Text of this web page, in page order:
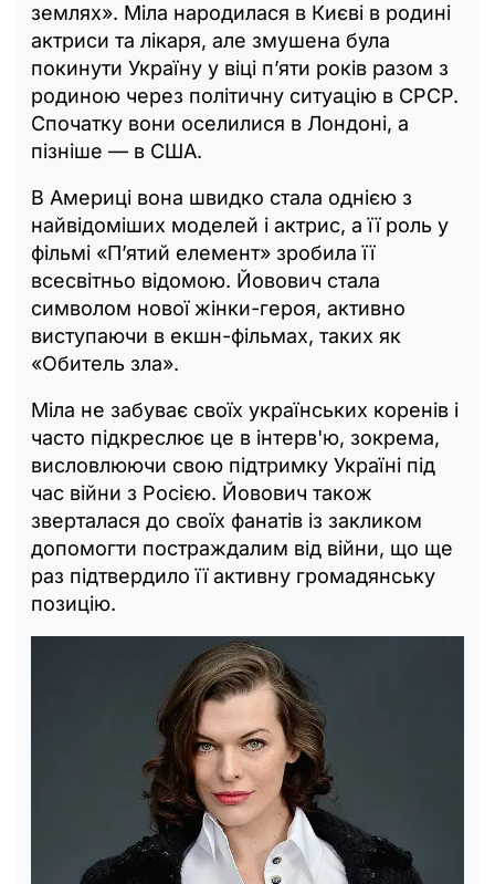
землях». Міла народилася в Києві в родині
актриси та лікаря, але змушена була
покинути Україну у віці п’яти років разом з
родиною через політичну ситуацію в СРСР.
Спочатку вони оселилися в Лондоні, а
пізніше — в США.
В Америці вона швидко стала однією з
найвідоміших моделей і актрис, а її роль у
фільмі «П’ятий елемент» зробила її
всесвітньо відомою. Йовович стала
символом нової жінки-героя, активно
виступаючи в екшн-фільмах, таких як
«Обитель зла».
Міла не забуває своїх українських коренів і
часто підкреслює це в інтерв'ю, зокрема,
висловлюючи свою підтримку Україні під
час війни з Росією. Йовович також
зверталася до своїх фанатів із закликом
допомогти постраждалим від війни, що ще
раз підтвердило її активну громадянську
позицію.